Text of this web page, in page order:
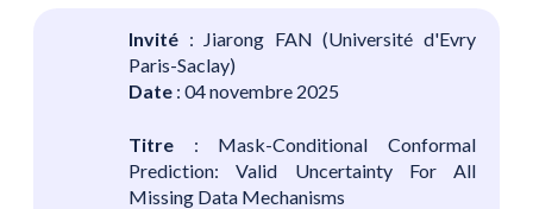
Invité : Jiarong FAN (Université d'Evry
Paris-Saclay)
Date : 04 novembre 2025
Titre : Mask-Conditional Conformal
Prediction: Valid Uncertainty For All
Missing Data Mechanisms